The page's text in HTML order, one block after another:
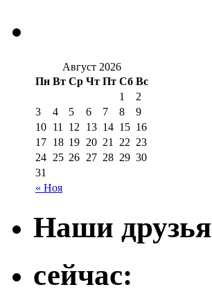
Август 2026
Пн Вт Ср Чт Пт Сб Вс
« Ноя
1
2
3
4 5 6 7 8
9
10 11 12 13 14 15 16
17 18 19 20 21 22 23
24 25 26 27 28 29 30
31
Наши друзья
сейчас: